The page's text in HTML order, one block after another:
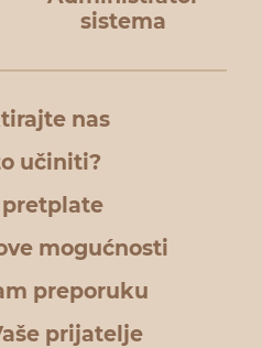
sistema
nas
učiniti?
pretplate
mogućnosti
preporuku
prijatelje